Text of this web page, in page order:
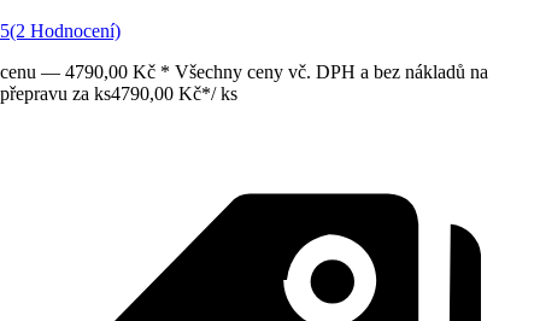
5(2 Hodnocení)
cenu — 4790,00 Kč * Všechny ceny vč. DPH a bez nákladů na
přepravu za ks4790,00 Kč*/ ks